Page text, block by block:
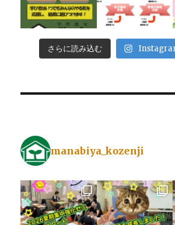
さらに読み込む
manabiya_kozenji